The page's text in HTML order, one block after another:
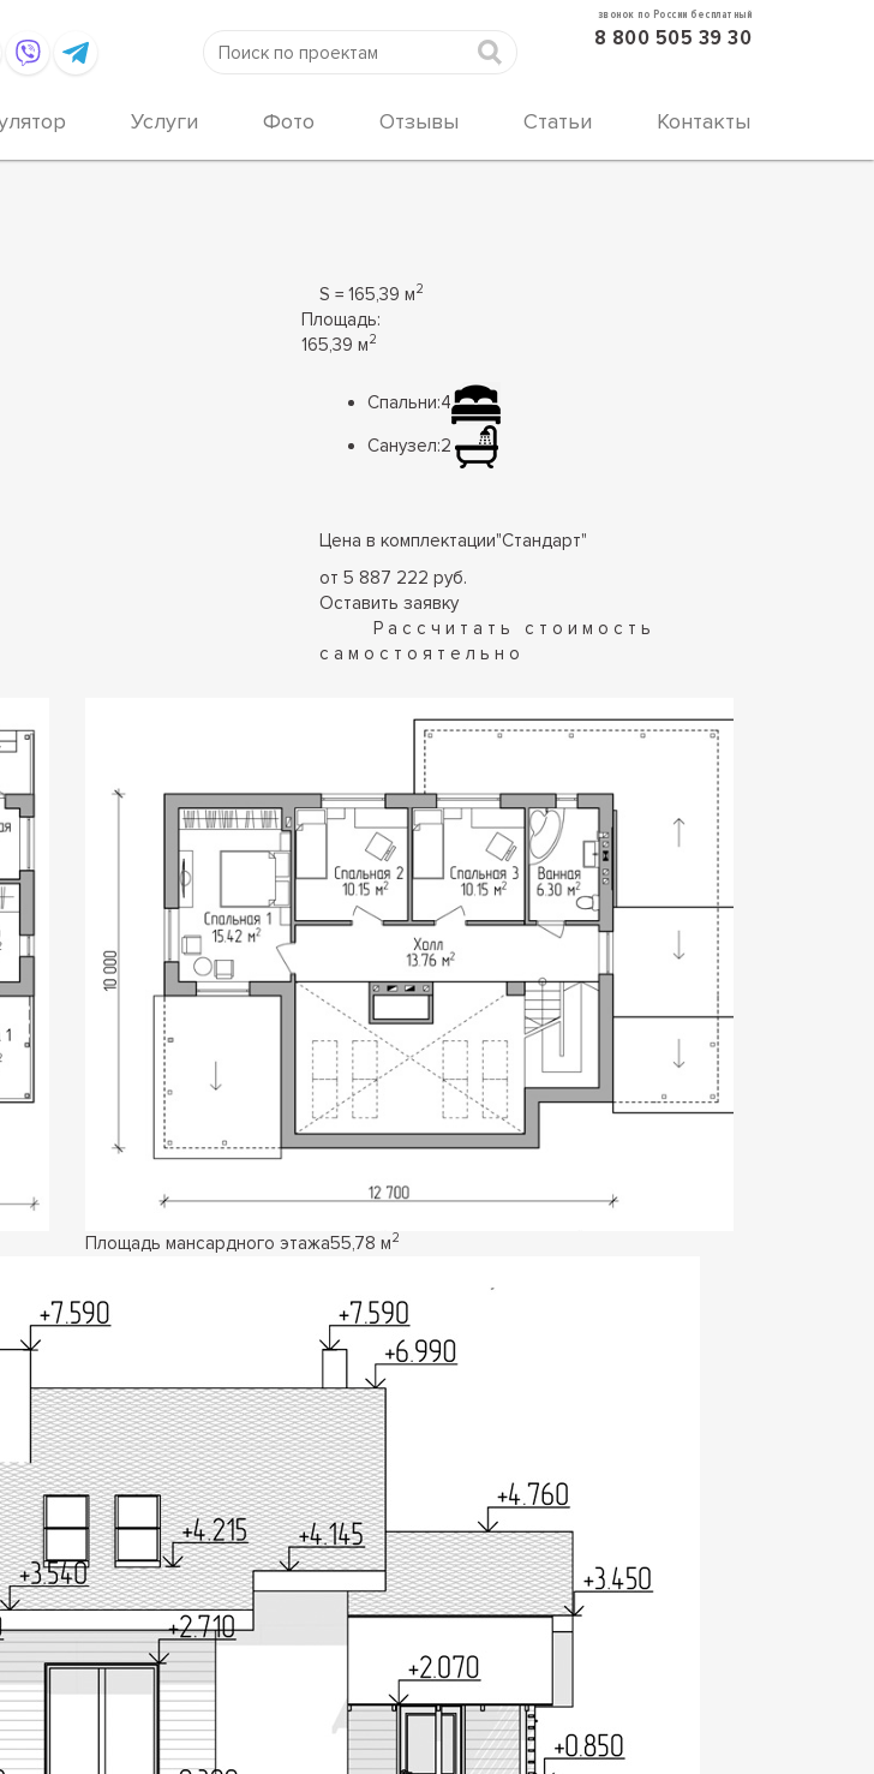
звонок по России бесплатный
8 800 505 39 30
Услуги Фото Отзывы Статьи Контакты
S = 165,39 м2
Площадь:
165,39 м2
Спальни:4
Санузел:2
Цена в комплектации"Стандарт"
от 5 887 222 руб.
Оставить заявку
Рассчитать стоимость
самостоятельно
Площадь мансардного этажа55,78 м2